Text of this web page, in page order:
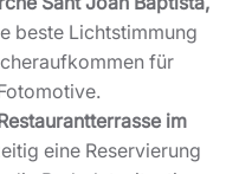
für
Valldemossa
Tag entspannt
die Route je nach
an.